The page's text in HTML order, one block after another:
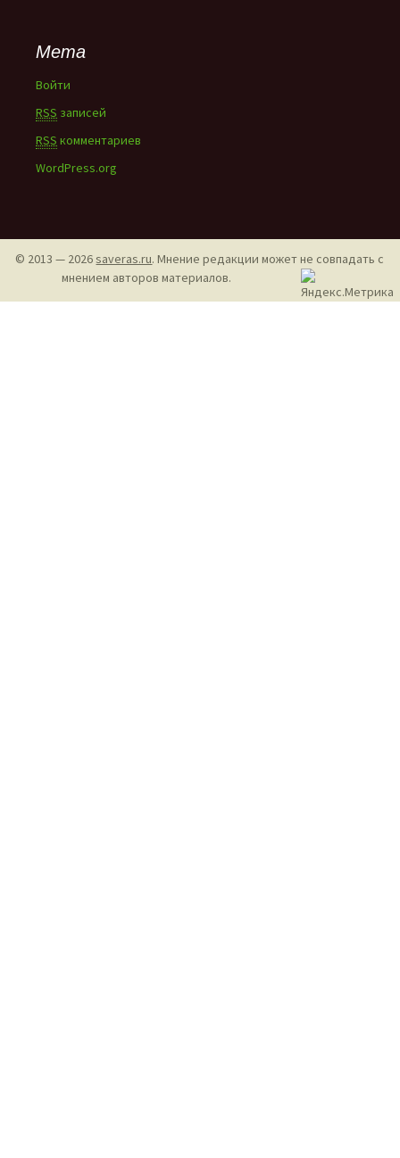
Мета
Войти
RSS записей
RSS комментариев
WordPress.org
© 2013 — 2026saveras.ru. Мнение редакции может не совпадать с
мнением авторов материалов.